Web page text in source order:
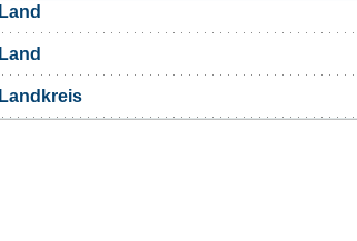
Land
Land
Landkreis